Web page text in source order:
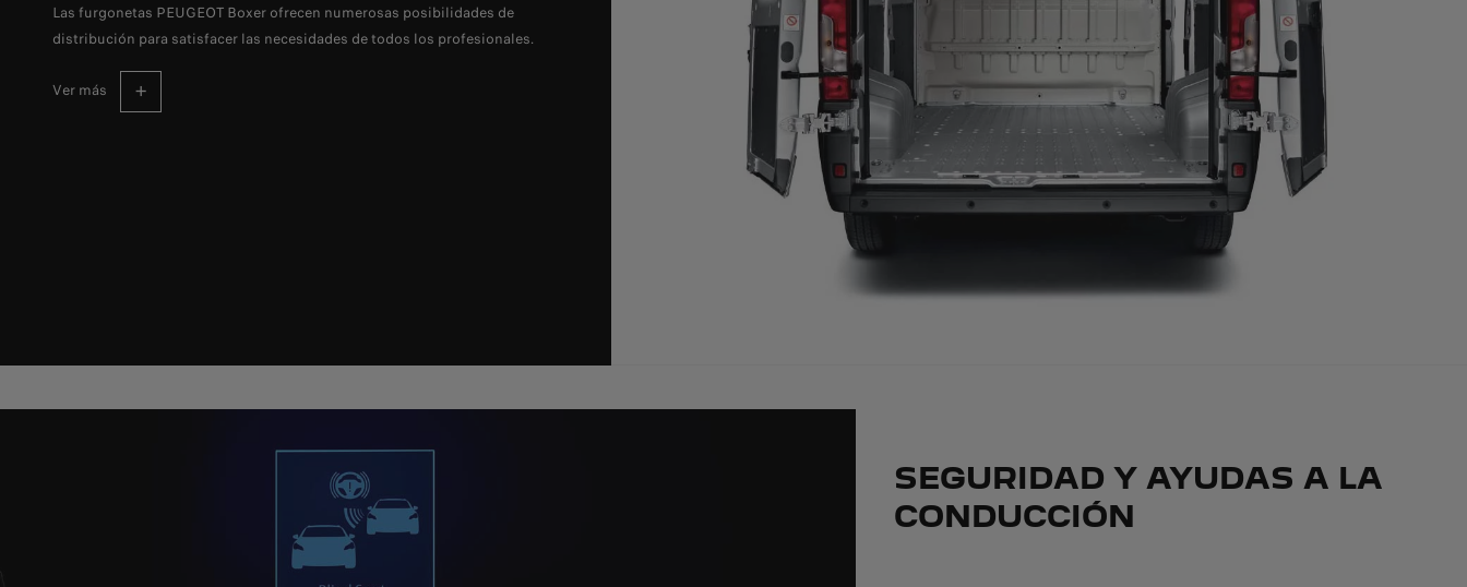
Las furgonetas PEUGEOT Boxer ofrecen numerosas posibilidades de
distribución para satisfacer las necesidades de todos los profesionales.
ver más
SEGURIDAD Y AYUDAS A LA
CONDUCCIÓN